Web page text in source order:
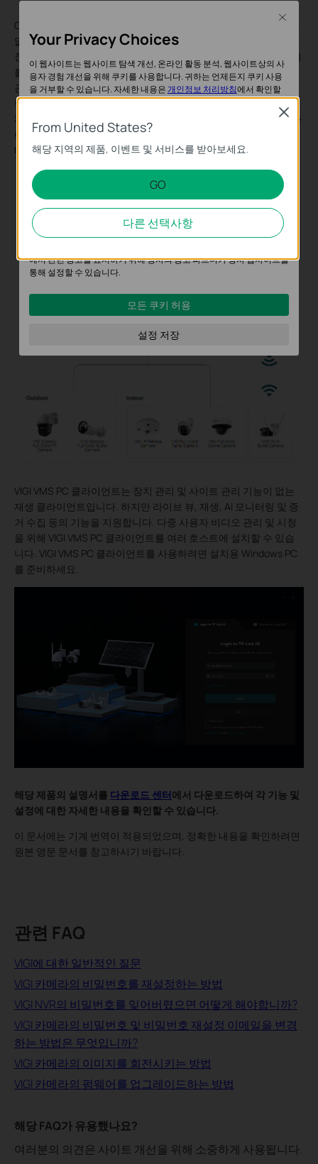
Cloud VMS는 로컬 프런트엔드 배포, VPN 또는 IT 유지 관리가 필요
없는 클라우드 기반 관리 시스템으로, 제한 없이 더 많은 사이트와
장치를 추가할 수 있습니다. Cloud VMS는 여러 사이트의 감시 장치
를 중앙에서 원격으로 관리할 수 있습니다. 영상 모니터링, 이벤트
관리 및 장비 유지 관리와 같은 기본 기능뿐만 아니라 지도 모니터
링, 디자이너 도구 및 다중 사용자 액세스 제어와 같은 고급 기능도
제공합니다. Cloud VMS는 체인점 및 분산된 사무실과 같은 다중 사
이트 모니터링 시나리오에 적합하며, 영상 관리 효율성을 개선하는
데 도움이 됩니다.
VIGI VMS PC 클라이언트는 장치 관리 및 사이트 관리 기능이 없는
재생 클라이언트입니다. 하지만 라이브 뷰, 재생, AI 모니터링 및 증
거 수집 등의 기능을 지원합니다. 다중 사용자 비디오 관리 및 시청
을 위해 VIGI VMS PC 클라이언트를 여러 호스트에 설치할 수 있습
니다. VIGI VMS PC 클라이언트를 사용하려면 설치용 Windows PC
를 준비하세요.
해당 제품의 설명서를 다운로드 센터에서 다운로드하여 각 기능 및
설정에 대한 자세한 내용을 확인할 수 있습니다.
이 문서에는 기계 번역이 적용되었으며, 정확한 내용을 확인하려면
원본 영문 문서를 참고하시기 바랍니다.
관련 FAQ
VIGI에 대한 일반적인 질문
VIGI 카메라의 비밀번호를 재설정하는 방법
VIGI NVR의 비밀번호를 잊어버렸으면 어떻게 해야합니까?
VIGI 카메라의 비밀번호 및 비밀번호 재설정 이메일을 변경
하는 방법은 무엇입니까?
VIGI 카메라의 이미지를 회전시키는 방법
VIGI 카메라의 펌웨어를 업그레이드하는 방법
해당 FAQ가 유용했나요?
여러분의 의견은 사이트 개선을 위해 소중하게 사용됩니다.
From United States?
해당 지역의 제품, 이벤트 및 서비스를 받아보세요.
GO
다른 선택사항
Close
Your Privacy Choices
이 웹사이트는 웹사이트 탐색 개선, 온라인 활동 분석, 웹사이트상의 사
용자 경험 개선을 위해 쿠키를 사용합니다. 귀하는 언제든지 쿠키 사용
을 거부할 수 있습니다. 자세한 내용은개인정보 처리방침에서 확인할
수 있습니다.
기본 쿠키
이 쿠키는 웹사이트가 작동하는 데 필요하며 사용자의 시스템에서 비활
분석 및 마케팅 쿠키
분석 쿠키는 웹사이트의 기능을 개선하고 조정하기 위해 웹사이트에서
의 사용자 활동을 분석하는 데 사용하는 쿠키입니다.
에서 관련 광고를 표시하기 위해 당사의 광고 파트너가 당사 웹사이트를
통해 설정할 수 있습니다.
모든 쿠키 허용
설정 저장
Close